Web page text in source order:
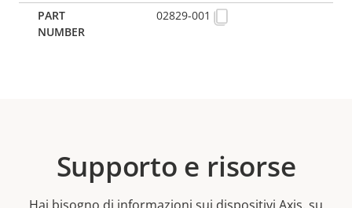
02829-001
Supporto e risorse